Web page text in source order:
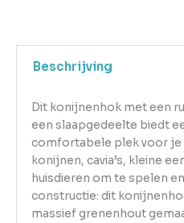
Beschrijving
Dit konijnenhok met een
een slaapgedeelte biedt
comfortabele plek voor je
konijnen, cavia’s, kleine
huisdieren om te spelen
constructie: dit
massief grenenhout